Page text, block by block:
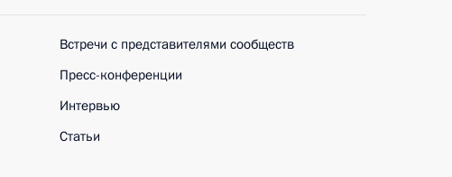
Встречи с представителями сообществ
Пресс-конференции
Интервью
Статьи